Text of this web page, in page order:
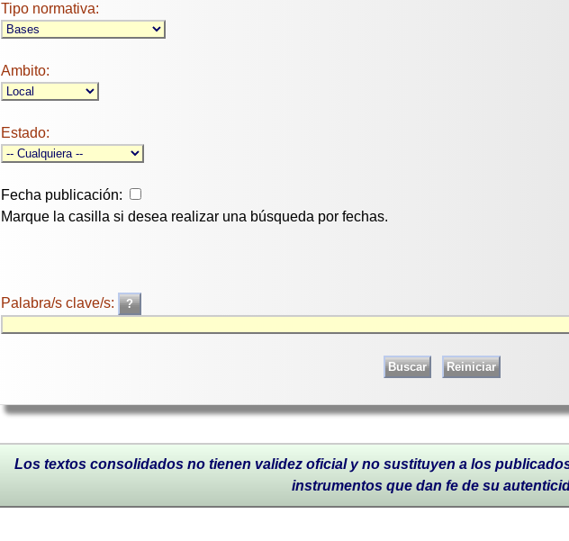
Tipo normativa:
Ambito:
Estado:
Fecha publicación:
Marque la casilla si desea realizar una búsqueda por fechas.
Palabra/s clave/s:
Los textos consolidados no tienen validez oficial y no sustituyen a los
instrumentos que dan fe de su